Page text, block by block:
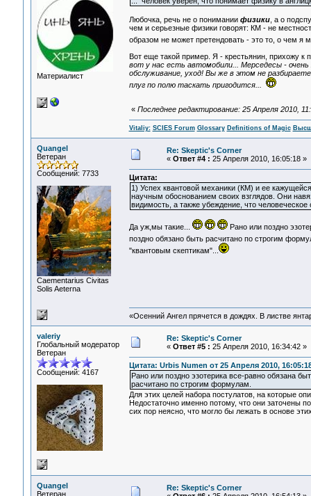
Материалист
Любочка, речь не о понимании физики, а о
чем и серьезные физики говорят: КМ - не
образом не может претендовать - это то, о чем я
Вот еще такой пример. Я - крестьянин, прихожу к
вот у нас есть автомобили... Мерседесы -
обслуживание, уход! Вы же в этом не
плуг по полю таскать пригодится...
« Последнее редактирование: 25 Апреля 2010,
Vitaliy: SCIES Forum Glossary Definitions of Magic
Quangel
Ветеран
Сообщений: 7733
Сaementarius Civitas
Solis Aeterna
Re: Skeptic's Corner
« Ответ #4 : 25 Апреля 2010, 16:05:18 »
Цитата:
1) Успех квантовой механики (КМ) и ее
научным обоснованием своих взглядов. Они
видимость, а также убеждение, что
Да уж,мы такие...
Рано или поздно
поздно обязано быть расчитано по строгим
"квантовым скептикам"...
«Осенний Ангел прячется в дождях. В листве
valeriy
Глобальный модератор
Ветеран
Сообщений: 4167
Re: Skeptic's Corner
« Ответ #5 : 25 Апреля 2010, 16:34:42 »
Цитата: Urbis Numen от 25 Апреля 2010,
Рано или поздно эзотерика все-равно обязана
расчитано по строгим формулам.
Для этих целей набора постулатов, на которые
Недостаточно именно потому, что они заточены
сих пор неясно, что могло бы лежать в основе
Quangel
Ветеран
Re: Skeptic's Corner